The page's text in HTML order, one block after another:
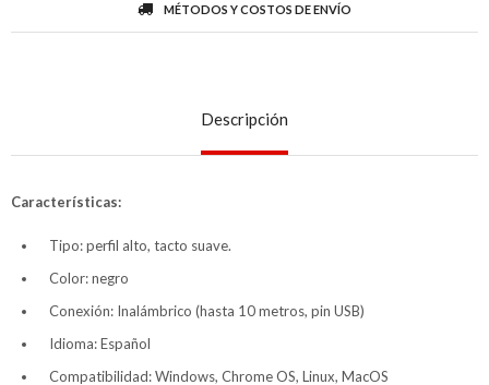
MÉTODOS Y COSTOS DE ENVÍO
Descripción
Características:
Tipo: perfil alto, tacto suave.
Color: negro
Conexión: Inalámbrico (hasta 10 metros, pin USB)
Idioma: Español
Compatibilidad: Windows, Chrome OS, Linux, MacOS